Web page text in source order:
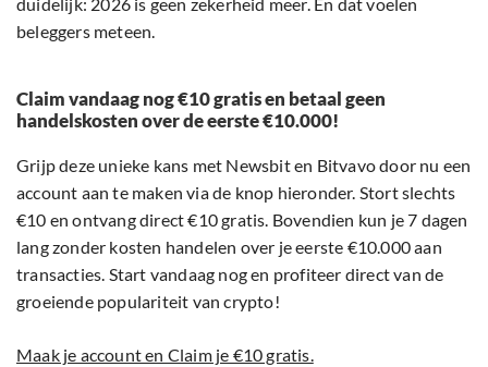
duidelijk: 2026 is geen zekerheid meer. En dat voelen
beleggers meteen.
Claim vandaag nog €10 gratis en betaal geen
handelskosten over de eerste €10.000!
Grijp deze unieke kans met Newsbit en Bitvavo door nu een
account aan te maken via de knop hieronder. Stort slechts
€10 en ontvang direct €10 gratis. Bovendien kun je 7 dagen
lang zonder kosten handelen over je eerste €10.000 aan
transacties. Start vandaag nog en profiteer direct van de
groeiende populariteit van crypto!
Maak je account en Claim je €10 gratis.